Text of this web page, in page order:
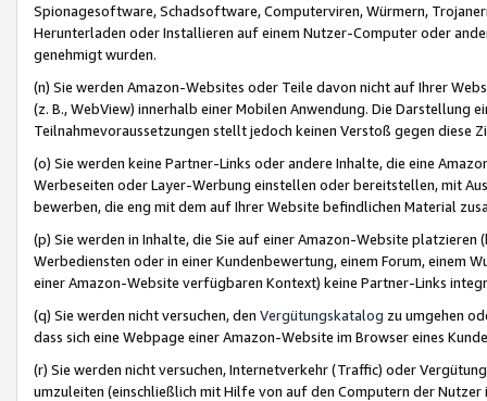
Spionagesoftware, Schadsoftware, Computerviren, Würmern,
Herunterladen oder Installieren auf einem Nutzer-Computer oder
genehmigt wurden.
(n) Sie werden Amazon-Websites oder Teile davon nicht auf Ihrer
(z. B., WebView) innerhalb einer Mobilen Anwendung. Die Darstellung
Teilnahmevoraussetzungen stellt jedoch keinen Verstoß gegen diese
(o) Sie werden keine Partner-Links oder andere Inhalte, die eine
Werbeseiten oder Layer-Werbung einstellen oder bereitstellen, mit
bewerben, die eng mit dem auf Ihrer Website befindlichen Material
(p) Sie werden in Inhalte, die Sie auf einer Amazon-Website
Werbediensten oder in einer Kundenbewertung, einem Forum, einem
einer Amazon-Website verfügbaren Kontext) keine Partner-Links
(q) Sie werden nicht versuchen, den Vergütungskatalog zu umgehen
dass sich eine Webpage einer Amazon-Website im Browser eines
(r) Sie werden nicht versuchen, Internetverkehr (Traffic) oder
umzuleiten (einschließlich mit Hilfe von auf den Computern der